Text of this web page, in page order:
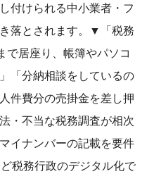
付けられる中小業者・フ
落とされます。▼「税務
で居座り、帳簿やパソコ
「分納相談をしているの
件費分の売掛金を差し押
・不当な税務調査が相次
イナンバーの記載を要件
税務行政のデジタル化で